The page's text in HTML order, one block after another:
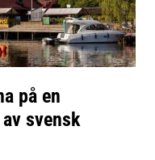
på en
svensk